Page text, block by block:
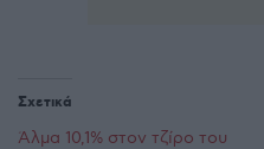
Σχετικά
Άλμα 10,1% στον τζίρο του